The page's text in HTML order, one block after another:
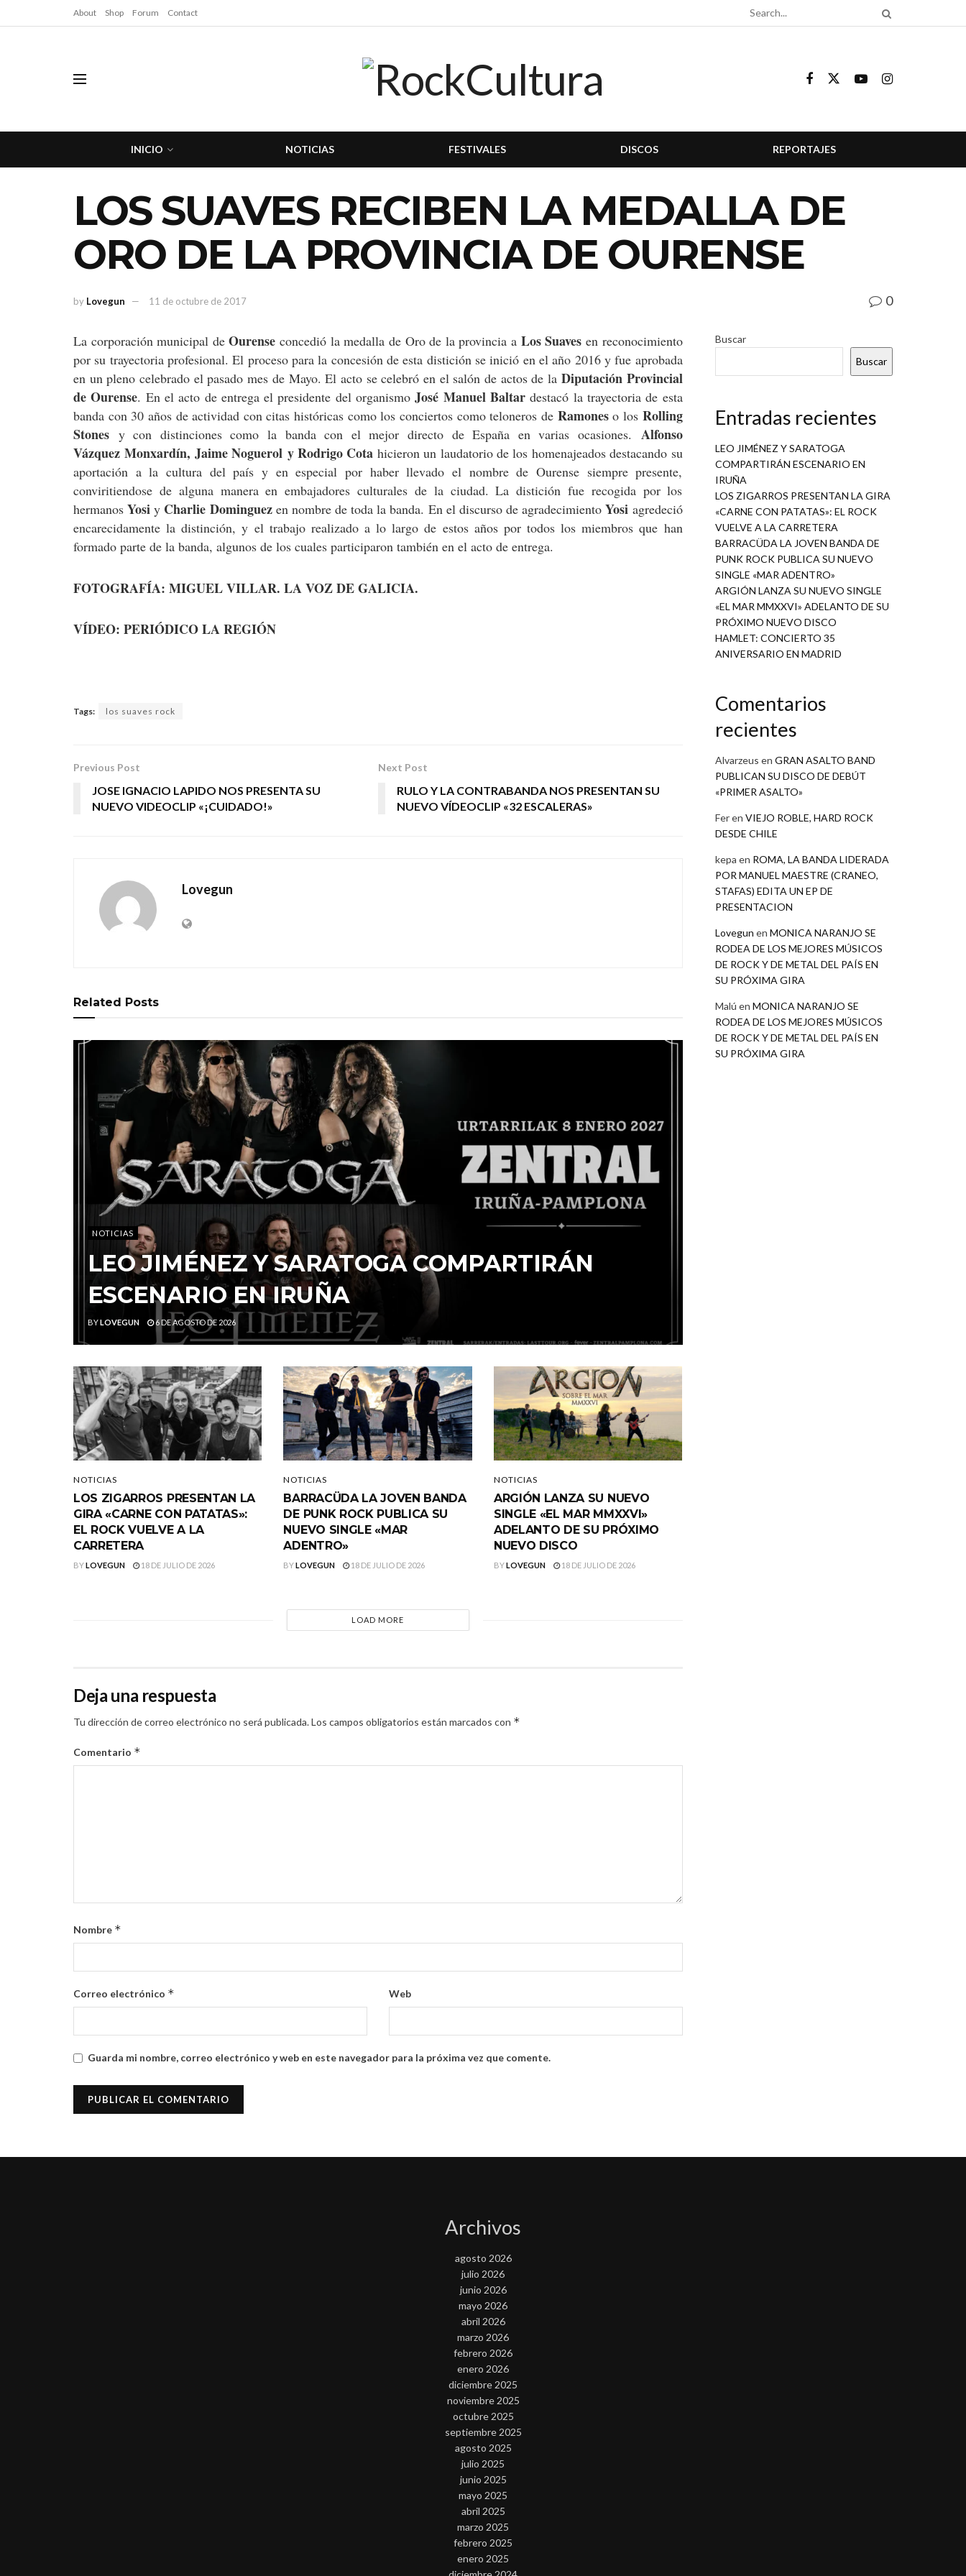
About Shop Forum Contact
INICIO NOTICIAS FESTIVALES DISCOS REPORTAJES
LOS SUAVES RECIBEN LA MEDALLA DE
ORO DE LA PROVINCIA DE OURENSE
by Lovegun 11 de octubre de 2017 0
La corporación municipal deOurense concedió la medalla de Oro de la provincia a Los Suaves en reconocimiento
por su trayectoria profesional. El proceso para la concesión de esta distición se inició en el año 2016 y fue aprobada
en un pleno celebrado el pasado mes de Mayo. El acto se celebró en el salón de actos de la Diputación Provincial
de Ourense. En el acto de entrega el presidente del organismoJosé Manuel Baltar destacó la trayectoria de esta
banda con 30 años de actividad con citas históricas como los conciertos como teloneros de Ramoneso los Rolling
Stones y con distinciones como la banda con el mejor directo de España en varias ocasiones. Alfonso
Vázquez Monxardín, Jaime Noguerol y Rodrigo Cota hicieron un laudatorio de los homenajeados destacando su
aportación a la cultura del país y en especial por haber llevado el nombre de Ourense siempre presente,
conviritiendose de alguna manera en embajadores culturales de la ciudad. La distición fue recogida por los
hermanosYosi y Charlie Dominguezen nombre de toda la banda. En el discurso de agradecimientoYosi agredeció
encarecidamente la distinción, y el trabajo realizado a lo largo de estos años por todos los miembros que han
formado parte de la banda, algunos de los cuales participaron también en el acto de entrega.
FOTOGRAFÍA: MIGUEL VILLAR. LA VOZ DE GALICIA.
VÍDEO: PERIÓDICO LA REGIÓN
Tags: los suaves rock
Previous Post
JOSE IGNACIO LAPIDO NOS PRESENTA SU
NUEVO VIDEOCLIP «¡CUIDADO!»
Next Post
RULO Y LA CONTRABANDA NOS PRESENTAN SU
NUEVO VÍDEOCLIP «32 ESCALERAS»
Lovegun
Related Posts
NOTICIAS
LEO JIMÉNEZ Y SARATOGA COMPARTIRÁN
ESCENARIO EN IRUÑA
BYLOVEGUN 6 DE AGOSTO DE 2026
NOTICIAS
LOS ZIGARROS PRESENTAN LA
GIRA «CARNE CON PATATAS»:
EL ROCK VUELVE A LA
CARRETERA
BYLOVEGUN 18 DE JULIO DE 2026
NOTICIAS
BARRACÜDA LA JOVEN BANDA
DE PUNK ROCK PUBLICA SU
NUEVO SINGLE «MAR
ADENTRO»
BYLOVEGUN 18 DE JULIO DE 2026
NOTICIAS
ARGIÓN LANZA SU NUEVO
SINGLE «EL MAR MMXXVI»
ADELANTO DE SU PRÓXIMO
NUEVO DISCO
BYLOVEGUN 18 DE JULIO DE 2026
LOAD MORE
Deja una respuesta
Tu dirección de correo electrónico no será publicada.Los campos obligatorios están marcados con *
Comentario *
Nombre *
Correo electrónico * Web
Guarda mi nombre, correo electrónico y web en este navegador para la próxima vez que comente.
Buscar
Buscar
Entradas recientes
LEO JIMÉNEZ Y SARATOGA
COMPARTIRÁN ESCENARIO EN
IRUÑA
LOS ZIGARROS PRESENTAN LA GIRA
«CARNE CON PATATAS»: EL ROCK
VUELVE A LA CARRETERA
BARRACÜDA LA JOVEN BANDA DE
PUNK ROCK PUBLICA SU NUEVO
SINGLE «MAR ADENTRO»
ARGIÓN LANZA SU NUEVO SINGLE
«EL MAR MMXXVI» ADELANTO DE SU
PRÓXIMO NUEVO DISCO
HAMLET: CONCIERTO 35
ANIVERSARIO EN MADRID
Comentarios
recientes
Alvarzeus en GRAN ASALTO BAND
PUBLICAN SU DISCO DE DEBÚT
«PRIMER ASALTO»
Feren VIEJO ROBLE, HARD ROCK
DESDE CHILE
kepa en ROMA, LA BANDA LIDERADA
POR MANUEL MAESTRE (CRANEO,
STAFAS) EDITA UN EP DE
PRESENTACION
Lovegun en MONICA NARANJO SE
RODEA DE LOS MEJORES MÚSICOS
DE ROCK Y DE METAL DEL PAÍS EN
SU PRÓXIMA GIRA
Malú en MONICA NARANJO SE
RODEA DE LOS MEJORES MÚSICOS
DE ROCK Y DE METAL DEL PAÍS EN
SU PRÓXIMA GIRA
Archivos
agosto 2026
julio 2026
junio 2026
mayo 2026
abril 2026
marzo 2026
febrero 2026
enero 2026
diciembre 2025
noviembre 2025
octubre 2025
septiembre 2025
agosto 2025
julio 2025
junio 2025
mayo 2025
abril 2025
marzo 2025
febrero 2025
enero 2025